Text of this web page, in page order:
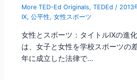
More TED-Ed Originals,TEDEd / 2013
IX,公平性,女性スポーツ
女性とスポーツ：タイトルIXの進
は、女子と女性を学校スポーツの
年に成立した法律で…